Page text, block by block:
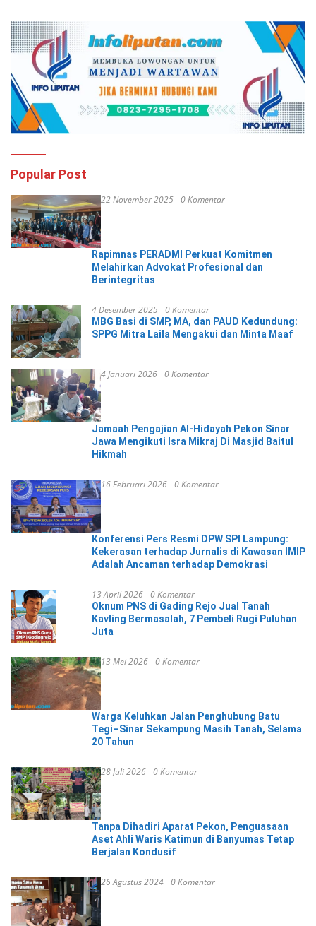
Popular Post
22 November 2025 0 Komentar
Rapimnas PERADMI Perkuat Komitmen
Melahirkan Advokat Profesional dan
Berintegritas
4 Desember 2025 0 Komentar
MBG Basi di SMP, MA, dan PAUD Kedundung:
SPPG Mitra Laila Mengakui dan Minta Maaf
4 Januari 2026 0 Komentar
Jamaah Pengajian Al-Hidayah Pekon Sinar
Jawa Mengikuti Isra Mikraj Di Masjid Baitul
Hikmah
16 Februari 2026 0 Komentar
Konferensi Pers Resmi DPW SPI Lampung:
Kekerasan terhadap Jurnalis di Kawasan IMIP
Adalah Ancaman terhadap Demokrasi
13 April 2026 0 Komentar
Oknum PNS di Gading Rejo Jual Tanah
Kavling Bermasalah, 7 Pembeli Rugi Puluhan
Juta
13 Mei 2026 0 Komentar
Warga Keluhkan Jalan Penghubung Batu
Tegi–Sinar Sekampung Masih Tanah, Selama
20 Tahun
28 Juli 2026 0 Komentar
Tanpa Dihadiri Aparat Pekon, Penguasaan
Aset Ahli Waris Katimun di Banyumas Tetap
Berjalan Kondusif
26 Agustus 2024 0 Komentar